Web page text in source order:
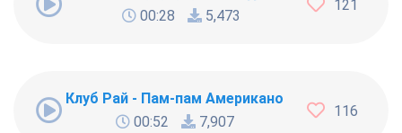
00:28
5,473
121
Клуб Рай - Пам-пам Американо
00:52
7,907
116